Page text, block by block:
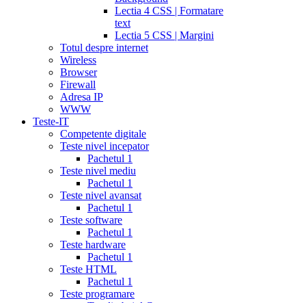
Lectia 4 CSS | Formatare
text
Lectia 5 CSS | Margini
Totul despre internet
Wireless
Browser
Firewall
Adresa IP
WWW
Teste-IT
Competente digitale
Teste nivel incepator
Pachetul 1
Teste nivel mediu
Pachetul 1
Teste nivel avansat
Pachetul 1
Teste software
Pachetul 1
Teste hardware
Pachetul 1
Teste HTML
Pachetul 1
Teste programare